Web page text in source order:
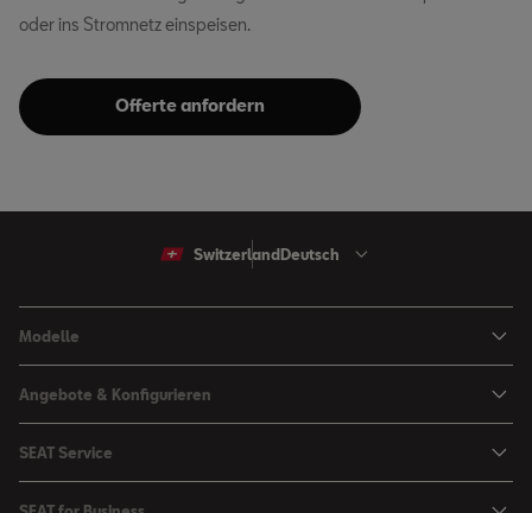
oder ins Stromnetz einspeisen.
Offerte anfordern
Switzerland Deutsch
Modelle
Ibiza
Leon Sportstourer
Leon
Angebote & Konfigurieren
Angebote
SEAT Service